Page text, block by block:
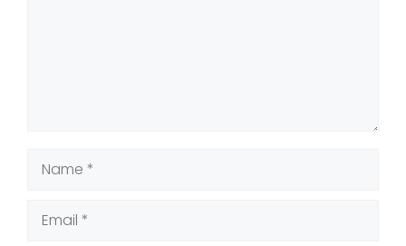
Name
Email